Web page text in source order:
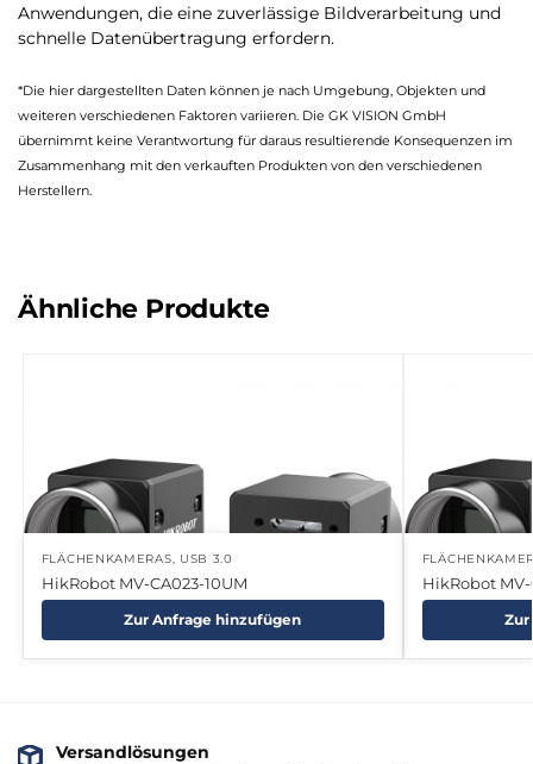
Anwendungen, die eine zuverlässige Bildverarbeitung und
schnelle Datenübertragung erfordern​.
*Die hier dargestellten Daten können je nach Umgebung, Objekten und
weiteren verschiedenen Faktoren variieren. Die GK VISION GmbH
übernimmt keine Verantwortung für daraus resultierende Konsequenzen im
Zusammenhang mit den verkauften Produkten von den verschiedenen
Herstellern.
Ähnliche Produkte
FLÄCHENKAMERAS, USB 3.0
HikRobot MV-CA023-10UM
Zur Anfrage hinzufügen
HikRobot MV-
Versandlösungen